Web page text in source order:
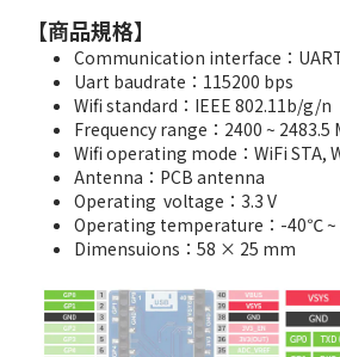
【商品規格】
Communication interface：
Uart baudrate：115200 bps
Wifi standard：IEEE 802.11b/g/n
Frequency range：2400 ~ 2483.5
Wifi operating mode：WiFi STA,
Antenna：PCB antenna
Operating voltage：3.3 V
Operating temperature：-40℃
Dimensuions：58 × 25 mm